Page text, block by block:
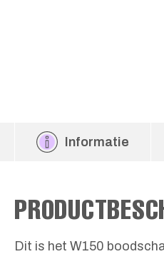
Informatie
Dit is het W150